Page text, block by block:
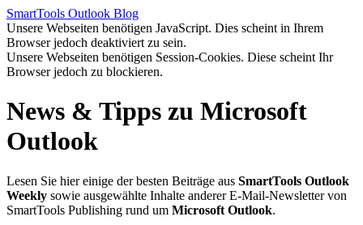
SmartTools Outlook Blog
Unsere Webseiten benötigen JavaScript. Dies scheint in Ihrem
Browser jedoch deaktiviert zu sein.
Unsere Webseiten benötigen Session-Cookies. Diese scheint Ihr
Browser jedoch zu blockieren.
News & Tipps zu Microsoft
Outlook
Lesen Sie hier einige der besten Beiträge aus SmartTools Outlook
Weekly sowie ausgewählte Inhalte anderer E-Mail-Newsletter von
SmartTools Publishing rund um Microsoft Outlook.